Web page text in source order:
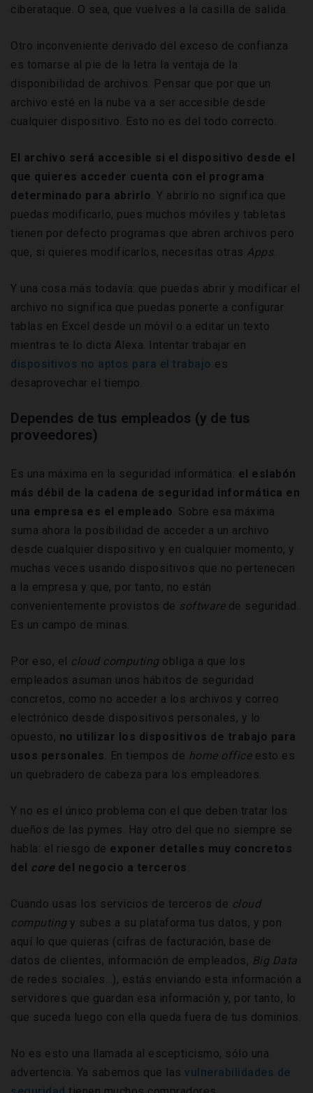
ciberataque. O sea, que vuelves a la casilla de salida.
Otro inconveniente derivado del exceso de confianza
es tomarse al pie de la letra la ventaja de la
disponibilidad de archivos. Pensar que por que un
archivo esté en la nube va a ser accesible desde
cualquier dispositivo. Esto no es del todo correcto.
El archivo será accesible si el dispositivo desde el
que quieres acceder cuenta con el programa
determinado para abrirlo. Y abrirlo no significa que
puedas modificarlo, pues muchos móviles y tabletas
tienen por defecto programas que abren archivos pero
que, si quieres modificarlos, necesitas otras Apps.
Y una cosa más todavía: que puedas abrir y modificar el
archivo no significa que puedas ponerte a configurar
tablas en Excel desde un móvil o a editar un texto
mientras te lo dicta Alexa. Intentar trabajar en
dispositivos no aptos para el trabajo es
desaprovechar el tiempo.
Dependes de tus empleados (y de tus
proveedores)
Es una máxima en la seguridad informática: el eslabón
más débil de la cadena de seguridad informática en
una empresa es el empleado. Sobre esa máxima
suma ahora la posibilidad de acceder a un archivo
desde cualquier dispositivo y en cualquier momento, y
muchas veces usando dispositivos que no pertenecen
a la empresa y que, por tanto, no están
convenientemente provistos de softwarede seguridad.
Es un campo de minas.
Por eso, el cloud computingobliga a que los
empleados asuman unos hábitos de seguridad
concretos, como no acceder a los archivos y correo
electrónico desde dispositivos personales, y lo
opuesto, no utilizar los dispositivos de trabajo para
usos personales. En tiempos de home officeesto es
un quebradero de cabeza para los empleadores.
Y no es el único problema con el que deben tratar los
dueños de las pymes. Hay otro del que no siempre se
habla: el riesgo de exponer detalles muy concretos
del core del negocio a terceros.
Cuando usas los servicios de terceros de cloud
computingy subes a su plataforma tus datos, y pon
aquí lo que quieras (cifras de facturación, base de
datos de clientes, información de empleados, Big Data
de redes sociales…), estás enviando esta información a
servidores que guardan esa información y, por tanto, lo
que suceda luego con ella queda fuera de tus dominios.
No es esto una llamada al escepticismo, sólo una
advertencia. Ya sabemos que las vulnerabilidades de